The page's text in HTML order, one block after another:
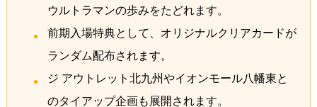
ウルトラマンの歩みをたどれます。
前期入場特典として、オリジナルクリアカードが
ランダム配布されます。
ジ アウトレット北九州やイオンモール八幡東と
のタイアップ企画も展開されます。